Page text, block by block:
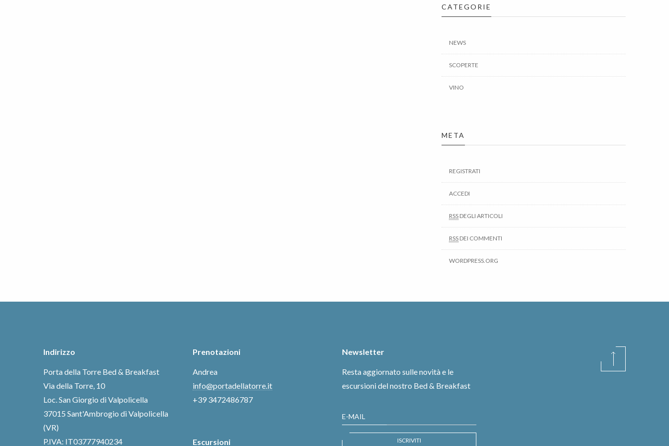
CATEGORIE
NEWS
SCOPERTE
VINO
META
REGISTRATI
ACCEDI
RSS DEGLI ARTICOLI
RSS DEI COMMENTI
WORDPRESS.ORG
Indirizzo
Porta della Torre Bed & Breakfast
Via della Torre, 10
Loc. San Giorgio di Valpolicella
37015 Sant'Ambrogio di Valpolicella
(VR)
P.IVA: IT03777940234
Prenotazioni
Andrea
info@portadellatorre.it
+39 3472486787
Escursioni
Newsletter
Resta aggiornato sulle novità e le
escursioni del nostro Bed & Breakfast
E-MAIL
ISCRIVITI